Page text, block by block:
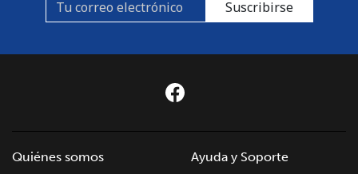
Suscribirse
Quiénes somos
Ayuda y Soporte